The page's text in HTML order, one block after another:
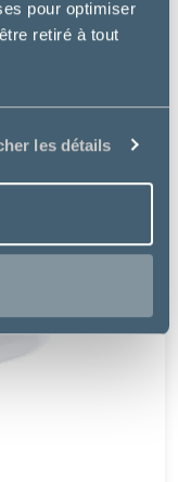
pour optimiser
retiré à tout
les détails